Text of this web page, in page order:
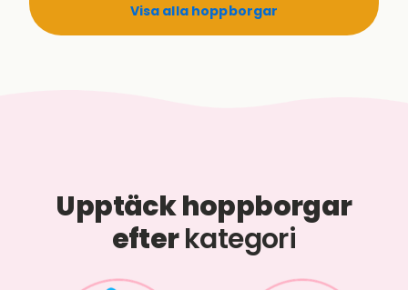
Visa alla hoppborgar
Upptäck hoppborgar
efterkategori